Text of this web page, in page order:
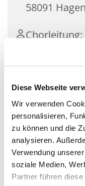
Diese Webseite
Wir verwenden
personalisieren,
zu können und die
analysieren.
Verwendung
soziale Medien,
Partner führen
58091 Hagen
Der Flötenkreis
und Bassflöten
Blockflötenwerke
Ensemble
etwa zu
gelegentliche
Flötenmusik.
Interessierte